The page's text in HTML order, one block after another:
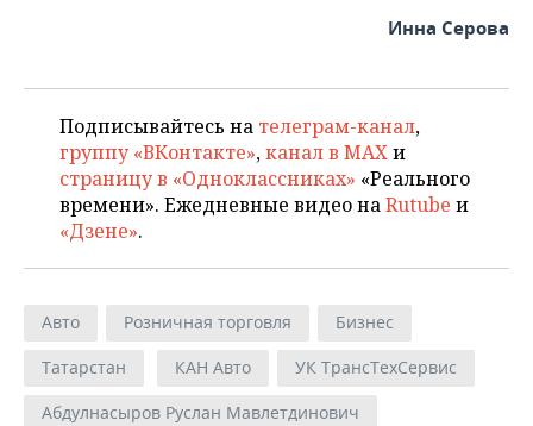
Инна Серова
Подписывайтесь на телеграм-канал,
группу «ВКонтакте»,канал в MAXи
страницу в «Одноклассниках» «Реального
времени». Ежедневные видео наRutube и
«Дзене».
Авто Розничная торговля
Бизнес
Татарстан
КАН Авто
УК ТрансТехСервис
Абдулнасыров Руслан Мавлетдинович